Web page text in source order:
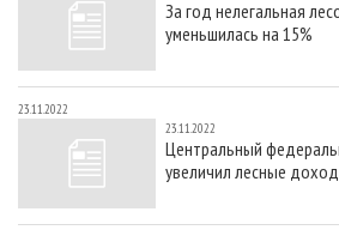
СУШКА ДРЕВЕСИНЫ
ПРОИЗВОДСТВО ДРЕВЕСНЫХ ПЛИТ
ДЕРЕВЯННОЕ ДОМОСТРОЕНИЕ
ПРОИЗВОДСТВО МЕБЕЛИ
БИОЭНЕРГЕТИКА
ЦБП
ПЕРСОНЫ
МОБИЛЬНЫЕ ВЫСТАВКИ
ПРИОРИТЕТНЫЕ ИНВЕСТПРОЕКТЫ
RUSSIAN FORESTRY REVIEW
ГАЗЕТА ЛЕСПРОМФОРУМ
КОНТАКТЫ
РЕКЛАМА
За год нелегальная
уменьшилась на 15%
23.11.2022
23.11.2022
Центральный
увеличил лесные